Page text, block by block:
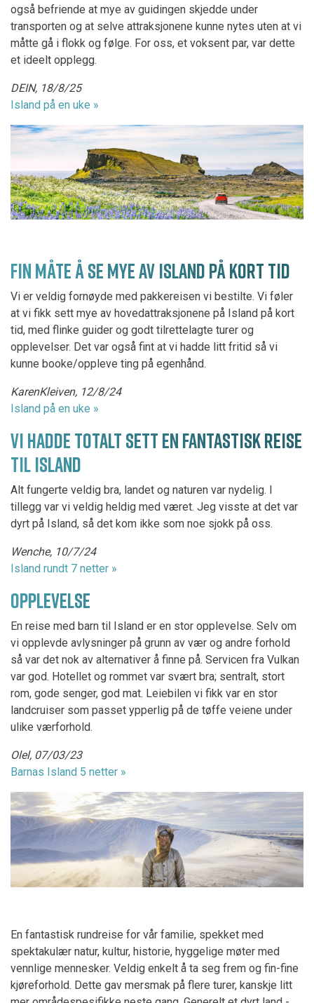
også befriende at mye av guidingen skjedde under
transporten og at selve attraksjonene kunne nytes uten at vi
måtte gå i flokk og følge. For oss, et voksent par, var dette
et ideelt opplegg.
DEIN, 18/8/25
Island på en uke »
FIN MÅTE Å SE MYE AV ISLAND PÅ KORT TID
Vi er veldig fornøyde med pakkereisen vi bestilte. Vi føler
at vi fikk sett mye av hovedattraksjonene på Island på kort
tid, med flinke guider og godt tilrettelagte turer og
opplevelser. Det var også fint at vi hadde litt fritid så vi
kunne booke/oppleve ting på egenhånd.
KarenKleiven, 12/8/24
Island på en uke »
VI HADDE TOTALT SETT EN FANTASTISK REISE
TIL ISLAND
Alt fungerte veldig bra, landet og naturen var nydelig. I
tillegg var vi veldig heldig med været. Jeg visste at det var
dyrt på Island, så det kom ikke som noe sjokk på oss.
Wenche, 10/7/24
Island rundt 7 netter »
OPPLEVELSE
En reise med barn til Island er en stor opplevelse. Selv om
vi opplevde avlysninger på grunn av vær og andre forhold
så var det nok av alternativer å finne på. Servicen fra Vulkan
var god. Hotellet og rommet var svært bra; sentralt, stort
rom, gode senger, god mat. Leiebilen vi fikk var en stor
landcruiser som passet ypperlig på de tøffe veiene under
ulike værforhold.
Olel, 07/03/23
Barnas Island 5 netter »
En fantastisk rundreise for vår familie, spekket med
spektakulær natur, kultur, historie, hyggelige møter med
vennlige mennesker. Veldig enkelt å ta seg frem og fin-fine
kjøreforhold. Dette gav mersmak på flere turer, kanskje litt